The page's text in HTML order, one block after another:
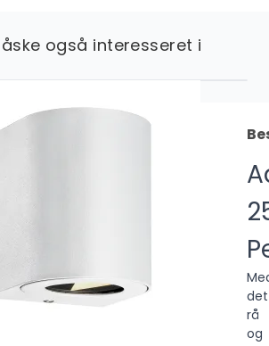
også interesseret i
det
rå
og